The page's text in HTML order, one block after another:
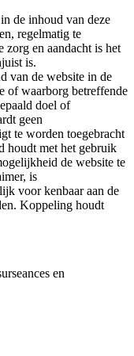
de inhoud van deze
regelmatig te
zorg en aandacht is het
is.
van de website in de
of waarborg betreffende
doel of
geen
te worden toegebracht
houdt met het gebruik
de website te
is
voor kenbaar aan de
Koppeling houdt
en